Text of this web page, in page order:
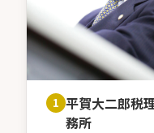
1 平賀大二郎税
務所